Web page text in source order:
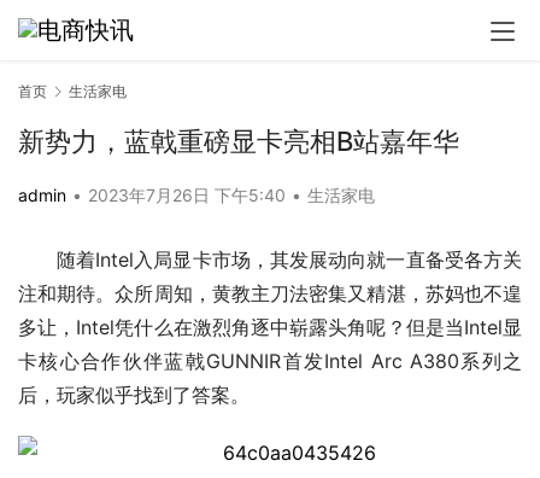
首页 生活家电
新势力，蓝戟重磅显卡亮相B站嘉年华
admin • 2023年7月26日 下午5:40 • 生活家电
随着Intel入局显卡市场，其发展动向就一直备受各方关
注和期待。众所周知，黄教主刀法密集又精湛，苏妈也不遑
多让，Intel凭什么在激烈角逐中崭露头角呢？但是当Intel显
卡核心合作伙伴蓝戟GUNNIR首发Intel Arc A380系列之
后，玩家似乎找到了答案。